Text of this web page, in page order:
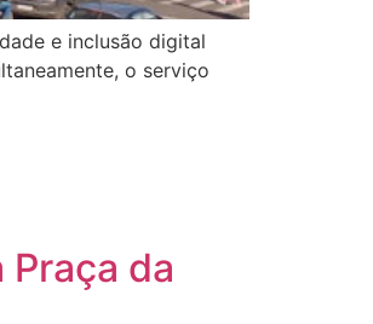
e inclusão digital
o serviço
da